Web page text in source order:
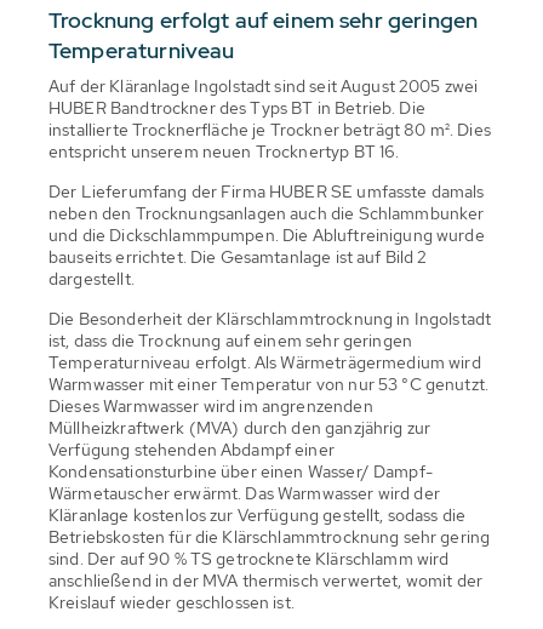
Trocknung erfolgt auf einem sehr geringen
Temperaturniveau
Auf der Kläranlage Ingolstadt sind seit August 2005 zwei
HUBER Bandtrockner des Typs BT in Betrieb. Die
installierte Trocknerfläche je Trockner beträgt 80 m². Dies
entspricht unserem neuen Trocknertyp BT 16.
Der Lieferumfang der Firma HUBER SE umfasste damals
neben den Trocknungsanlagen auch die Schlammbunker
und die Dickschlammpumpen. Die Abluftreinigung wurde
bauseits errichtet. Die Gesamtanlage ist auf Bild 2
dargestellt.
Die Besonderheit der Klärschlammtrocknung in Ingolstadt
ist, dass die Trocknung auf einem sehr geringen
Temperaturniveau erfolgt. Als Wärmeträgermedium wird
Warmwasser mit einer Temperatur von nur 53 °C genutzt.
Dieses Warmwasser wird im angrenzenden
Müllheizkraftwerk (MVA) durch den ganzjährig zur
Verfügung stehenden Abdampf einer
Kondensationsturbine über einen Wasser/ Dampf-
Wärmetauscher erwärmt. Das Warmwasser wird der
Kläranlage kostenlos zur Verfügung gestellt, sodass die
Betriebskosten für die Klärschlammtrocknung sehr gering
sind. Der auf 90 % TS getrocknete Klärschlamm wird
anschließend in der MVA thermisch verwertet, womit der
Kreislauf wieder geschlossen ist.